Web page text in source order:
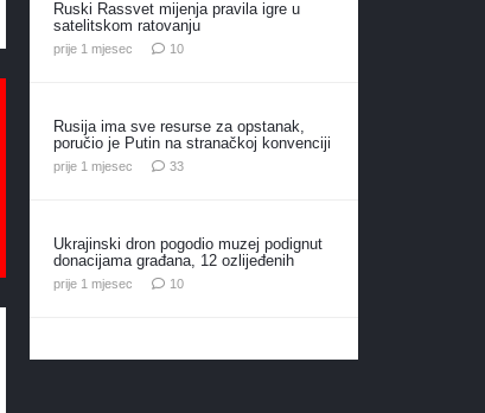
Ruski Rassvet mijenja pravila igre u
satelitskom ratovanju
prije 1 mjesec 10komentara
Rusija ima sve resurse za opstanak,
poručio je Putin na stranačkoj konvenciji
prije 1 mjesec 33komentara
Ukrajinski dron pogodio muzej podignut
donacijama građana, 12 ozlijeđenih
prije 1 mjesec 10komentara